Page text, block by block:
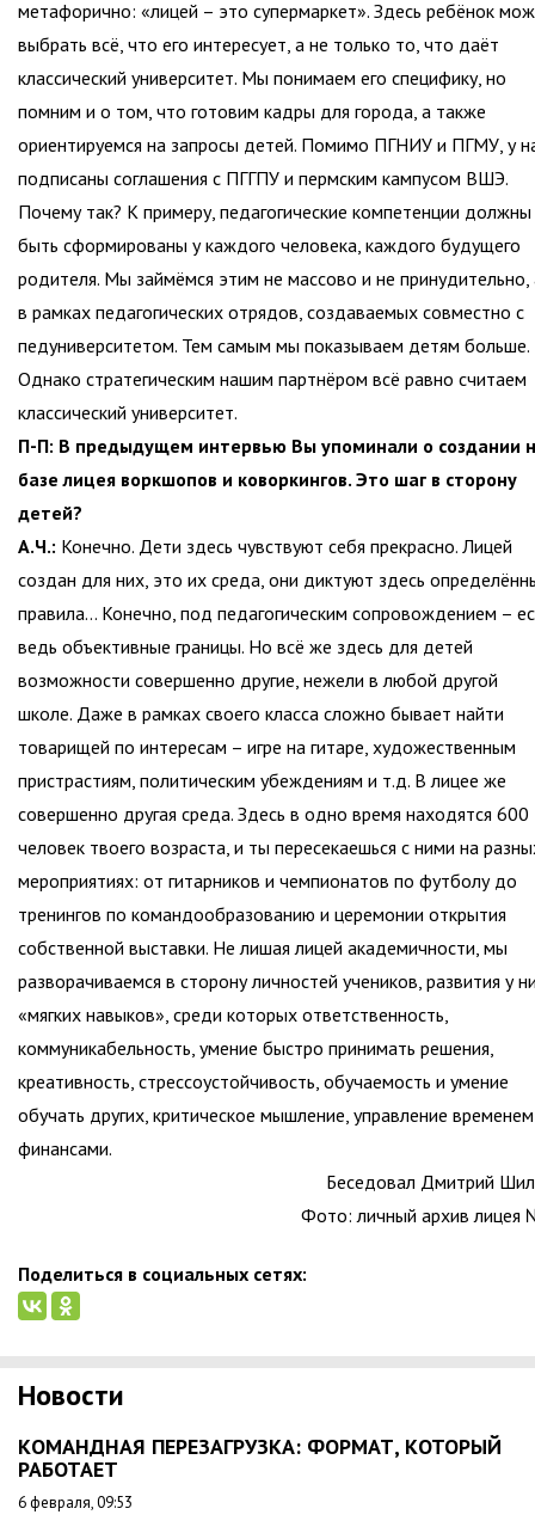
метафорично: «лицей – это супермаркет». Здесь ребёнок
выбрать всё, что его интересует, а не только то, что даёт
классический университет. Мы понимаем его специфику, но
помним и о том, что готовим кадры для города, а также
ориентируемся на запросы детей. Помимо ПГНИУ и ПГМУ, у
подписаны соглашения с ПГГПУ и пермским кампусом ВШЭ.
Почему так? К примеру, педагогические компетенции должны
быть сформированы у каждого человека, каждого будущего
родителя. Мы займёмся этим не массово и не принудительно,
в рамках педагогических отрядов, создаваемых совместно с
педуниверситетом. Тем самым мы показываем детям больше.
Однако стратегическим нашим партнёром всё равно считаем
классический университет.
П-П: В предыдущем интервью Вы упоминали о создании
базе лицея воркшопов и коворкингов. Это шаг в сторону
детей?
А.Ч.: Конечно. Дети здесь чувствуют себя прекрасно. Лицей
создан для них, это их среда, они диктуют здесь
правила… Конечно, под педагогическим сопровождением –
ведь объективные границы. Но всё же здесь для детей
возможности совершенно другие, нежели в любой другой
школе. Даже в рамках своего класса сложно бывает найти
товарищей по интересам – игре на гитаре, художественным
пристрастиям, политическим убеждениям и т.д. В лицее же
совершенно другая среда. Здесь в одно время находятся 600
человек твоего возраста, и ты пересекаешься с ними на
мероприятиях: от гитарников и чемпионатов по футболу до
тренингов по командообразованию и церемонии открытия
собственной выставки. Не лишая лицей академичности, мы
разворачиваемся в сторону личностей учеников, развития у
«мягких навыков», среди которых ответственность,
коммуникабельность, умение быстро принимать решения,
креативность, стрессоустойчивость, обучаемость и умение
обучать других, критическое мышление, управление
финансами.
Беседовал Дмитрий
Фото: личный архив лицея
Поделиться в социальных сетях:
Новости
КОМАНДНАЯ ПЕРЕЗАГРУЗКА: ФОРМАТ, КОТОРЫЙ
РАБОТАЕТ
6 февраля, 09:53